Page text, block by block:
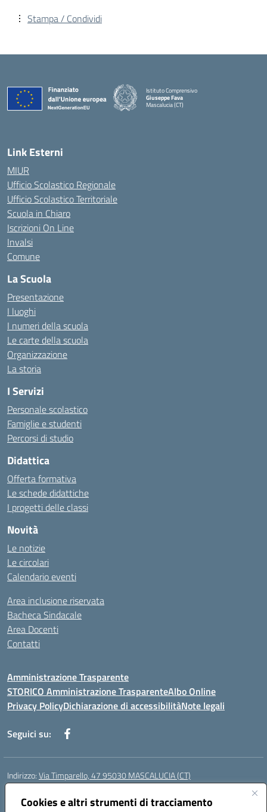
Cookies e altri strumenti di tracciamento
Stampa / Condividi
Istituto Comprensivo
Giuseppe Fava
Mascalucia (CT)
Link Esterni
MIUR
Ufficio Scolastico Regionale
Ufficio Scolastico Territoriale
Scuola in Chiaro
Iscrizioni On Line
Invalsi
Comune
La Scuola
Presentazione
I luoghi
I numeri della scuola
Le carte della scuola
Organizzazione
La storia
I Servizi
Personale scolastico
Famiglie e studenti
Percorsi di studio
Didattica
Offerta formativa
Le schede didattiche
I progetti delle classi
Novità
Le notizie
Le circolari
Calendario eventi
Area inclusione riservata
Bacheca Sindacale
Area Docenti
Contatti
Amministrazione Trasparente
STORICO Amministrazione TrasparenteAlbo Online
Privacy PolicyDichiarazione di accessibilitàNote legali
Seguici su:
Indirizzo:Via Timparello, 47 95030 MASCALUCIA (CT)
Centralino:
Posta elettronica certificata (PEC):ctic8bc002@pec.istruzione.it